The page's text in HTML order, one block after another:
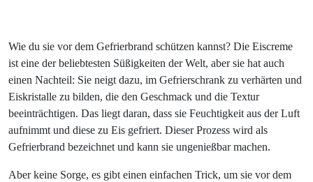
Wie du sie vor dem Gefrierbrand schützen kannst? Die Eiscreme
ist eine der beliebtesten Süßigkeiten der Welt, aber sie hat auch
einen Nachteil: Sie neigt dazu, im Gefrierschrank zu verhärten und
Eiskristalle zu bilden, die den Geschmack und die Textur
beeinträchtigen. Das liegt daran, dass sie Feuchtigkeit aus der Luft
aufnimmt und diese zu Eis gefriert. Dieser Prozess wird als
Gefrierbrand bezeichnet und kann sie ungenießbar machen.
Aber keine Sorge, es gibt einen einfachen Trick, um sie vor dem